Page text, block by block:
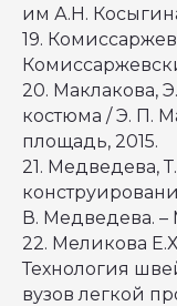
им А.Н.
19.
20. Маклакова,
костюма / Э. П.
площадь, 2015.
21. Медведева,
В. Медведева.
22. Меликова
Технология
вузов легкой